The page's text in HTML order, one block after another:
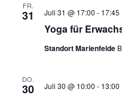
FR.
31
Yoga für
Juli 31 @ 17:00 - 17:45
Standort Marienfelde
DO.
30 Juli 30 @ 10:00 - 13:00